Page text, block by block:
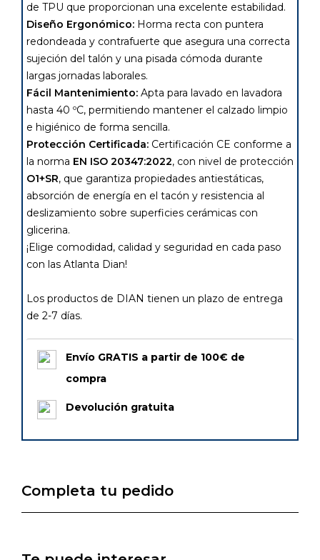
de TPU que proporcionan una excelente estabilidad.
Diseño Ergonómico: Horma recta con puntera
redondeada y contrafuerte que asegura una correcta
sujeción del talón y una pisada cómoda durante
largas jornadas laborales.
Fácil Mantenimiento: Apta para lavado en lavadora
hasta 40 ºC, permitiendo mantener el calzado limpio
e higiénico de forma sencilla.
Protección Certificada: Certificación CE conforme a
la norma EN ISO 20347:2022, con nivel de protección
O1+SR, que garantiza propiedades antiestáticas,
absorción de energía en el tacón y resistencia al
deslizamiento sobre superficies cerámicas con
glicerina.
¡Elige comodidad, calidad y seguridad en cada paso
con las Atlanta Dian!
Los productos de DIAN tienen un plazo de entrega
de 2-7 días.
Envío GRATIS a partir de 100€ de
compra
Devolución gratuita
Completa tu pedido